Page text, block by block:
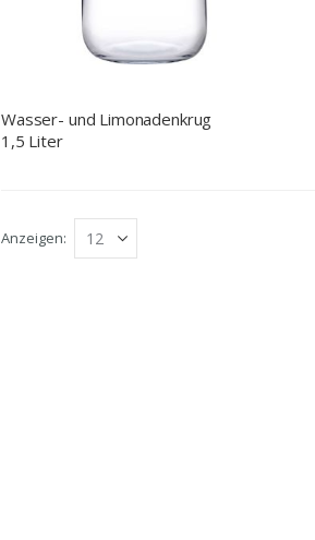
Wasser- und Limonadenkrug
1,5 Liter
Anzeigen